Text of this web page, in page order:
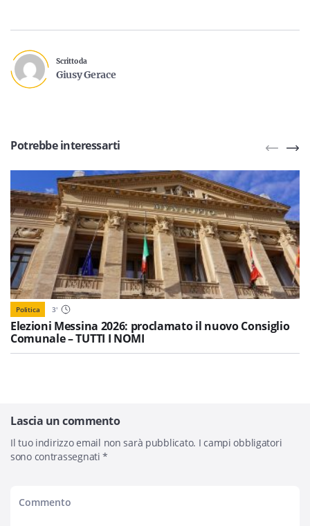
Scritto da
Giusy Gerace
Potrebbe interessarti
Politica 3'
Elezioni Messina 2026: proclamato il nuovo Consiglio
Comunale – TUTTI I NOMI
Lascia un commento
Il tuo indirizzo email non sarà pubblicato. I campi obbligatori
sono contrassegnati*